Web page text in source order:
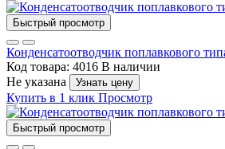
Быстрый просмотр
Конденсатоотводчик поплавкового
Код товара: 4016 В наличии
Не указана
Узнать цену
Купить в 1 клик Просмотр
Быстрый просмотр